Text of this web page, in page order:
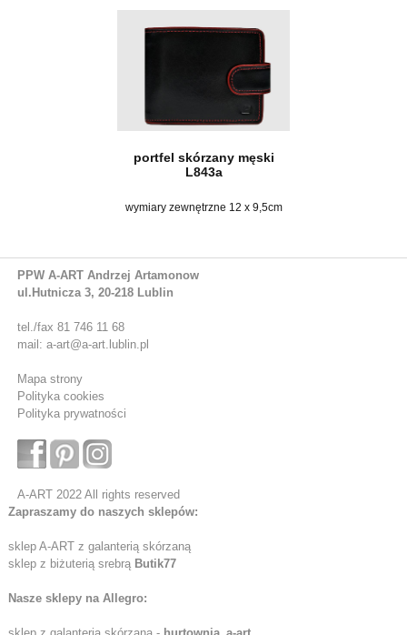
portfel skórzany męski
L843a
wymiary zewnętrzne 12 x 9,5cm
PPW A-ART Andrzej Artamonow
ul.Hutnicza 3, 20-218 Lublin
tel./fax 81 746 11 68
mail: a-art@a-art.lublin.pl
Mapa strony
Polityka cookies
Polityka prywatności
A-ART 2022 All rights reserved
Zapraszamy do naszych sklepów:
sklep A-ART z galanterią skórzaną
sklep z biżuterią srebrą Butik77
Nasze sklepy na Allegro: